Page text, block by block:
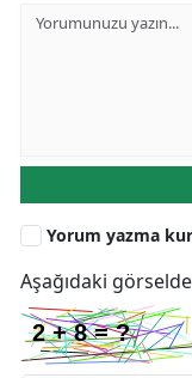
Yorum yazma
Aşağıdaki